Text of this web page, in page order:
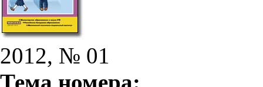
2012, № 01